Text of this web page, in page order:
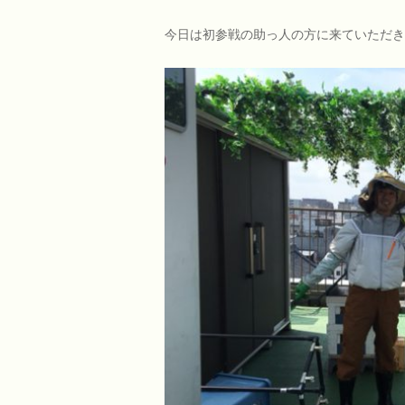
今日は初参戦の助っ人の方に来ていただ